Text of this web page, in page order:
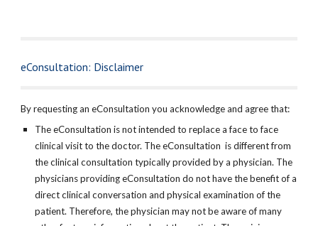
eConsultation: Disclaimer
By requesting an eConsultation you acknowledge and agree that:
The eConsultation is not intended to replace a face to face
clinical visit to the doctor. The eConsultation is different from
the clinical consultation typically provided by a physician. The
physicians providing eConsultation do not have the benefit of a
direct clinical conversation and physical examination of the
patient. Therefore, the physician may not be aware of many